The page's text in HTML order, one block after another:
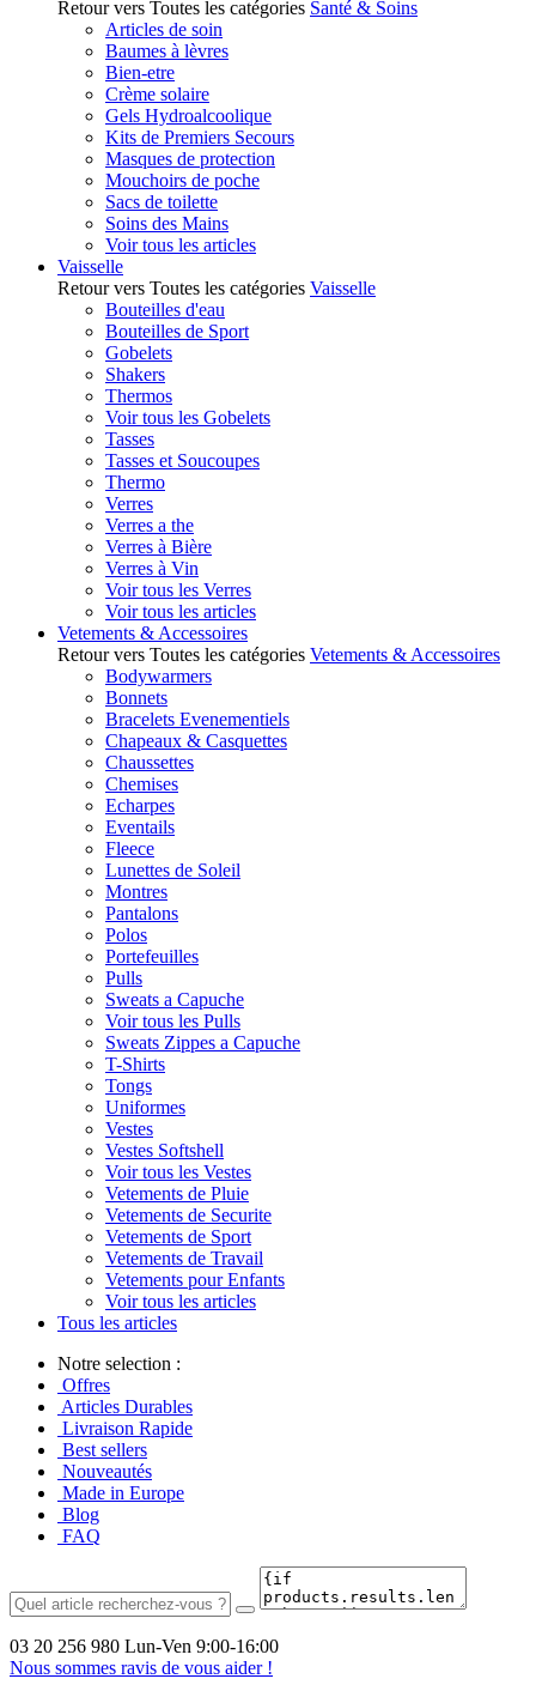
Retour vers Toutes les catégories Santé & Soins
Articles de soin
Baumes à lèvres
Bien-etre
Crème solaire
Gels Hydroalcoolique
Kits de Premiers Secours
Masques de protection
Mouchoirs de poche
Sacs de toilette
Soins des Mains
Voir tous les articles
Vaisselle
Retour vers Toutes les catégories Vaisselle
Bouteilles d'eau
Bouteilles de Sport
Gobelets
Shakers
Thermos
Voir tous les Gobelets
Tasses
Tasses et Soucoupes
Thermo
Verres
Verres a the
Verres à Bière
Verres à Vin
Voir tous les Verres
Voir tous les articles
Vetements & Accessoires
Retour vers Toutes les catégories Vetements & Accessoires
Bodywarmers
Bonnets
Bracelets Evenementiels
Chapeaux & Casquettes
Chaussettes
Chemises
Echarpes
Eventails
Fleece
Lunettes de Soleil
Montres
Pantalons
Polos
Portefeuilles
Pulls
Sweats a Capuche
Voir tous les Pulls
Sweats Zippes a Capuche
T-Shirts
Tongs
Uniformes
Vestes
Vestes Softshell
Voir tous les Vestes
Vetements de Pluie
Vetements de Securite
Vetements de Sport
Vetements de Travail
Vetements pour Enfants
Voir tous les articles
Tous les articles
Notre selection :
Offres
Articles Durables
Livraison Rapide
Best sellers
Nouveautés
Made in Europe
Blog
FAQ
03 20 256 980 Lun-Ven 9:00-16:00
Nous sommes ravis de vous aider !